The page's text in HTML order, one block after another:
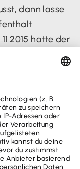
dann lasse
hatte der
Aufenthalt
nicht als
machen.